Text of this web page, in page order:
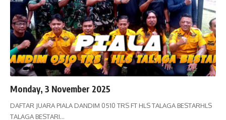
Monday, 3 November 2025
DAFTAR JUARA PIALA DANDIM 0510 TRS FT HLS TALAGA BESTARHLS
TALAGA BESTARI…